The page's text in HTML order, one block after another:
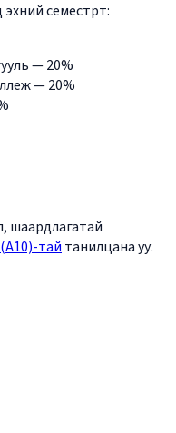
семестрт:
— 20%
— 20%
шаардлагатай
тай танилцана уу.